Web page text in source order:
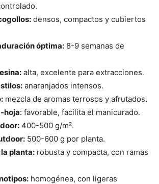
densos, compactos y cubiertos
óptima: 8-9 semanas de
alta, excelente para extracciones.
anaranjados intensos.
mezcla de aromas terrosos y afrutados.
hoja: favorable, facilita el manicurado.
400-500 g/m².
500-600 g por planta.
planta: robusta y compacta, con ramas
homogénea, con ligeras